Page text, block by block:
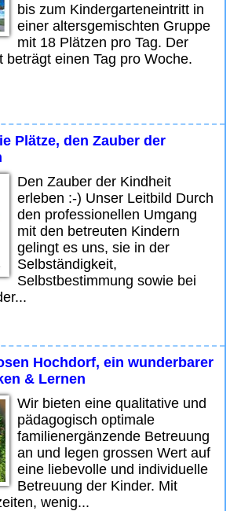
bis zum Kindergarteneintritt in
einer altersgemischten Gruppe
mit 18 Plätzen pro Tag. Der
beträgt einen Tag pro Woche.
Plätze, den Zauber der
Den Zauber der Kindheit
erleben :-) Unser Leitbild Durch
den professionellen Umgang
mit den betreuten Kindern
gelingt es uns, sie in der
Selbständigkeit,
Selbstbestimmung sowie bei
Hochdorf, ein wunderbarer
& Lernen
Wir bieten eine qualitative und
pädagogisch optimale
familienergänzende Betreuung
an und legen grossen Wert auf
eine liebevolle und individuelle
Betreuung der Kinder. Mit
wenig...